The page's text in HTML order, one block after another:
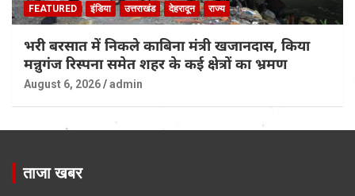
FEATURED इंडिया उत्तराखंड देहरादून राज्य
भरी बरसात में निकले काबिना मंत्री खजानदास, किया
मन्नुगंज रिस्पना समेत शहर के कई क्षेत्रों का भ्रमण
August 6, 2026 admin
ताजा खबर